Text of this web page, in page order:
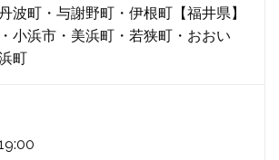
波町・与謝野町・伊根町【福井県】
小浜市・美浜町・若狭町・おおい
町